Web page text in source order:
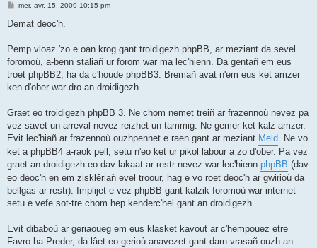
M
s
g
mer. avr. 15, 2009 10:15 pm
Demat deoc'h.
Pemp vloaz 'zo e oan krog gant troidigezh phpBB, ar meziant da sevel
foromoù, a-benn staliañ ur forom war ma lec'hienn. Da gentañ em eus
troet phpBB2, ha da c'houde phpBB3. Bremañ avat n'em eus ket amzer
ken d'ober war-dro an droidigezh.
Graet eo troidigezh phpBB 3. Ne chom nemet treiñ ar frazennoù nevez pa
vez savet un arreval nevez reizhet un tammig. Ne gemer ket kalz amzer.
Evit lec'hiañ ar frazennoù ouzhpennet e raen gant ar meziant Meld. Ne vo
ket a phpBB4 a-raok pell, setu n'eo ket ur pikol labour a zo d'ober. Pa vez
graet an droidigezh eo dav lakaat ar restr nevez war lec'hienn phpBB (dav
eo deoc'h en em zisklêriañ evel troour, hag e vo roet deoc'h ar gwirioù da
bellgas ar restr). Implijet e vez phpBB gant kalzik foromoù war internet
setu e vefe sot-tre chom hep kenderc'hel gant an droidigezh.
Evit dibaboù ar geriaoueg em eus klasket kavout ar c'hempouez etre
Favro ha Preder, da lâet eo gerioù anavezet gant darn vrasañ ouzh an